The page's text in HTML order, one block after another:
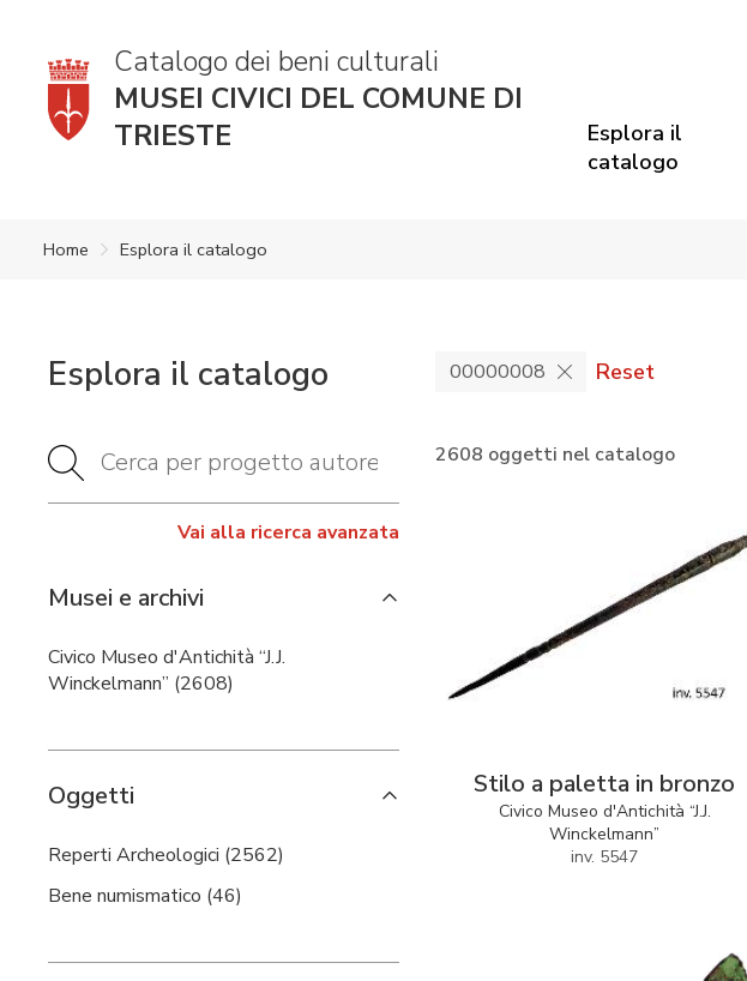
Catalogo dei beni culturali
MUSEI CIVICI DEL COMUNE DI
TRIESTE
Esplora il
catalogo
Home Esplora il catalogo
Esplora il catalogo
Vai alla ricerca avanzata
Musei e archivi
Civico Museo d'Antichità “J.J.
Winckelmann” (2608)
Oggetti
Reperti Archeologici (2562)
Bene numismatico (46)
00000008 Reset
2608 oggetti nel catalogo
Stilo a paletta in bronzo
Civico Museo d'Antichità “J.J.
Winckelmann”
inv. 5547